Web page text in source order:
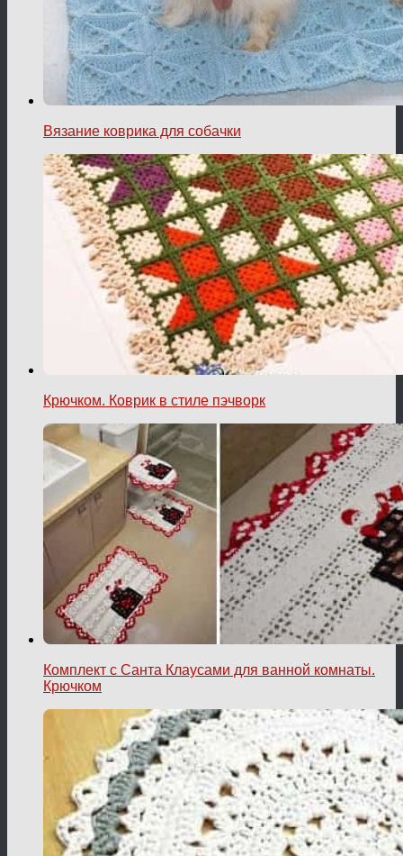
Вязание коврика для собачки
Крючком. Коврик в стиле пэчворк
Комплект с Санта Клаусами для ванной комнаты.
Крючком